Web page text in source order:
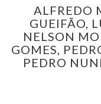
ALFREDO
GUEIFÃO,
NELSON
GOMES,
PEDRO